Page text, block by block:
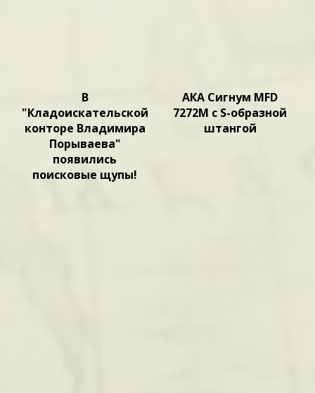
В
"Кладоискательской
конторе Владимира
Порываева"
появились
поисковые щупы!
АКА Сигнум MFD
7272М c S-образной
штангой